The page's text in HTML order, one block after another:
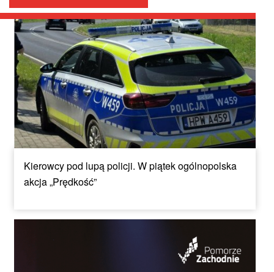
Kierowcy pod lupą policji. W piątek ogólnopolska
akcja „Prędkość”